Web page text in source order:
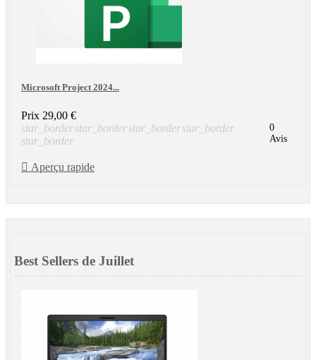
Microsoft Project 2024...
Prix 29,00 €
star_borderstar_borderstar_borderstar_border
star_border
0
Avis
 Aperçu rapide
Best Sellers de Juillet